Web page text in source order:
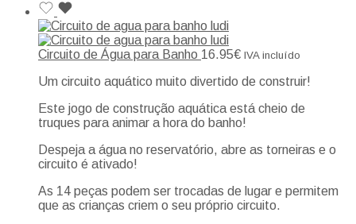
Circuito de Água para Banho 16.95€ IVA incluído
Um circuito aquático muito divertido de construir!
Este jogo de construção aquática está cheio de
truques para animar a hora do banho!
Despeja a água no reservatório, abre as torneiras e o
circuito é ativado!
As 14 peças podem ser trocadas de lugar e permitem
que as crianças criem o seu próprio circuito.